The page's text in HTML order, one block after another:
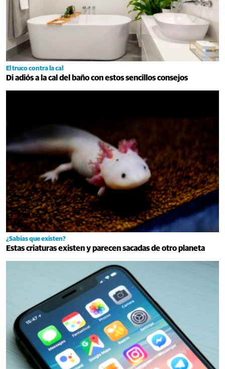
El truco contra la cal
Di adiós a la cal del baño con estos sencillos consejos
¿Sabías que existen?
Estas criaturas existen y parecen sacadas de otro planeta